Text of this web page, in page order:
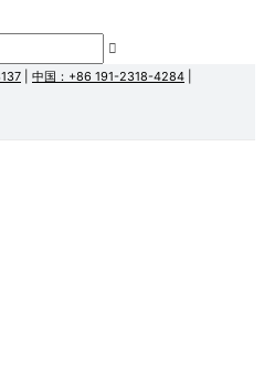
中国：+86 191-2318-4284